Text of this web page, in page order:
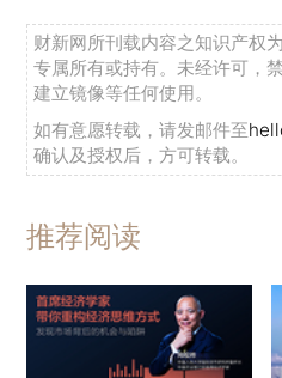
财新网所刊载内容之知识产权
专属所有或持有。未经许可，
建立镜像等任何使用。
如有意愿转载，请发邮件至
确认及授权后，方可转载。
推荐阅读